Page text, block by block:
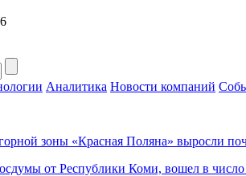
Аналитика Новости компаний
зоны «Красная Поляна» выросли
от Республики Коми, вошел в число